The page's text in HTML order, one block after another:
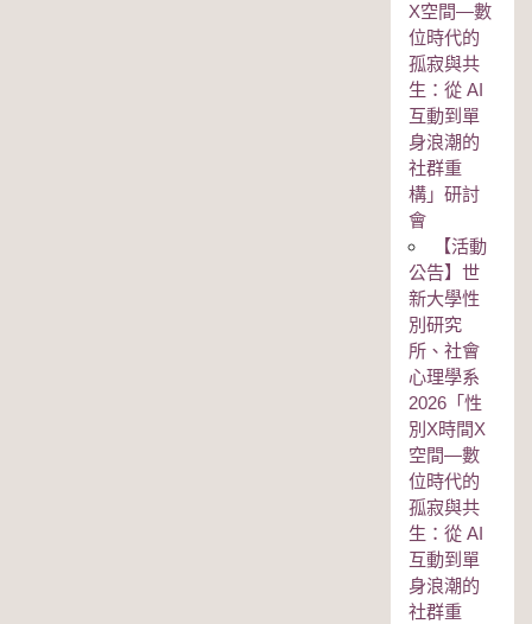
Χ空間—數
位時代的
孤寂與共
生：從 AI
互動到單
身浪潮的
社群重
構」研討
會
【活動
公告】世
新大學性
別研究
所、社會
心理學系
2026「性
別Χ時間Χ
空間—數
位時代的
孤寂與共
生：從 AI
互動到單
身浪潮的
社群重